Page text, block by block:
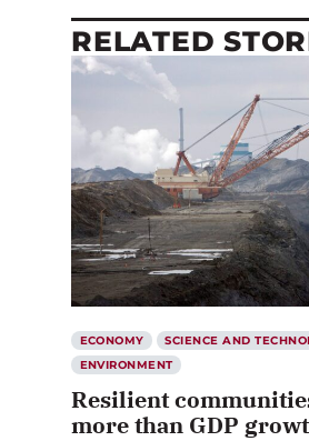
RELATED
ECONOMY
SCIENCE AND
ENVIRONMENT
Resilient
more than GDP